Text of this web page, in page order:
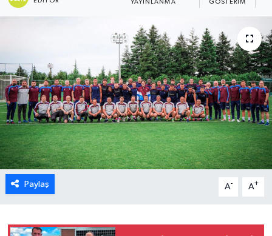
YAYINLANMA GÖSTERIM
Paylaş A- A+
Haber Arşivi